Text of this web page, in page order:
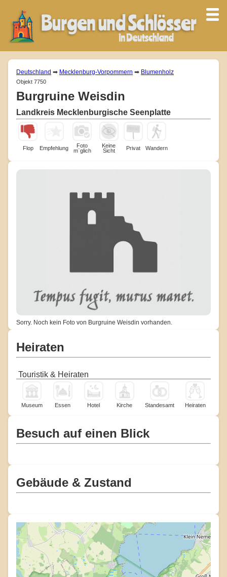
Deutschland ➡ Mecklenburg-Vorpommern ➡ Blumenholz
Objekt 7750
Burgruine Weisdin
Landkreis Mecklenburgische Seenplatte
Flop Empfehlung
Foto
m¨glich
Keine
Sicht
Privat Wandern
Sorry. Noch kein Foto von Burgruine Weisdin vorhanden.
Heiraten
Touristik & Heiraten
Museum Essen Hotel Kirche Standesamt Heiraten
Besuch auf einen Blick
Gebäude & Zustand